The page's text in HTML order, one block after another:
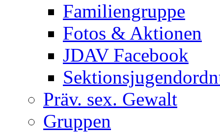
Familiengruppe
Fotos & Aktionen
JDAV Facebook
Präv. sex. Gewalt
Gruppen